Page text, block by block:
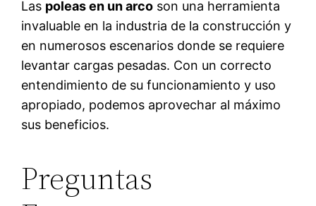
Las poleas en un arco son una herramienta
invaluable en la industria de la construcción y
en numerosos escenarios donde se requiere
levantar cargas pesadas. Con un correcto
entendimiento de su funcionamiento y uso
apropiado, podemos aprovechar al máximo
sus beneficios.
Preguntas